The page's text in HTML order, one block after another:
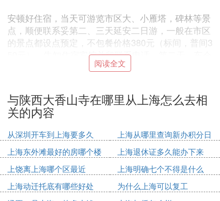
安顿好住宿，当天可游览市区大、小雁塔，碑林等景
点，顺便联系妥第二、三天延安二日游，一般在市区
的景点都设点预定，不包餐价格380元（标间，普间3
50元），告知住宿宾馆并留联系电话，第二天，车会
到住宿地接。请务必约定价格、时间、车型，因为接
给类似散客旅游集散中心单位，反正第二天上车才给
钱，一手交钱，一手取回发票并再次确认谈妥的条
件。
第四天：
车到住宿地接，因每个游客都要接，加上西安常堵
车，所以，约你8点，到9点多还在西安城内打转时请
不要心急，景点游玩可以保证。当天游轩辕庙和黄帝
阅读全文
与陕西大香山寺在哪里从上海怎么去相
关的内容
从深圳开车到上海要多久
上海从哪里查询新办积分日
期
上海东外滩最好的房哪个楼
上海退休证多久能办下来
上饶离上海哪个区最近
上海明确七个不得是什么
上海动迁托底有哪些好处
为什么上海可以复工